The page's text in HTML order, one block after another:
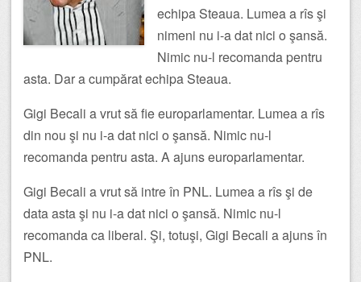
echipa Steaua. Lumea a rîs şi
nimeni nu i-a dat nici o şansă.
Nimic nu-l recomanda pentru
asta. Dar a cumpărat echipa Steaua.
Gigi Becali a vrut să fie europarlamentar. Lumea a rîs
din nou şi nu i-a dat nici o şansă. Nimic nu-l
recomanda pentru asta. A ajuns europarlamentar.
Gigi Becali a vrut să intre în PNL. Lumea a rîs şi de
data asta şi nu i-a dat nici o şansă. Nimic nu-l
recomanda ca liberal. Şi, totuşi, Gigi Becali a ajuns în
PNL.